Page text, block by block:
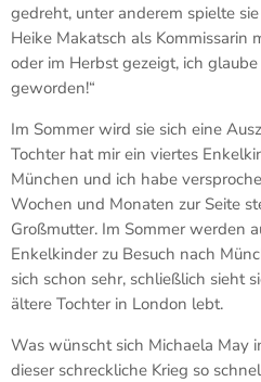
gedreht, unter anderem spielte
Heike Makatsch als Kommissarin
oder im Herbst gezeigt, ich
geworden!“
Im Sommer wird sie sich eine
Tochter hat mir ein viertes
München und ich habe
Wochen und Monaten zur Seite
Großmutter. Im Sommer werden
Enkelkinder zu Besuch nach
sich schon sehr, schließlich sieht
ältere Tochter in London lebt.
Was wünscht sich Michaela May
dieser schreckliche Krieg so